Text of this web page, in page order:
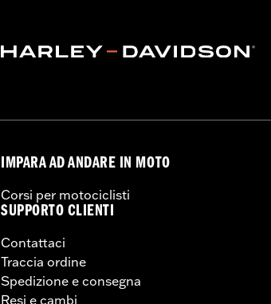
IMPARA AD ANDARE IN MOTO
Corsi per motociclisti
SUPPORTO CLIENTI
Contattaci
Traccia ordine
Spedizione e consegna
Resi e cambi